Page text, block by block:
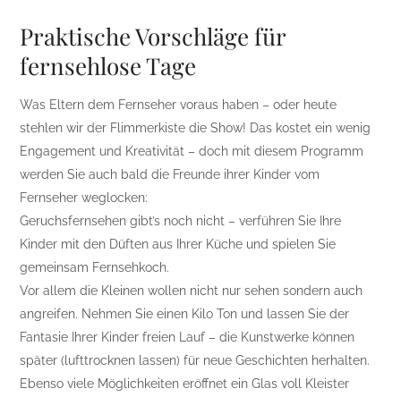
Praktische Vorschläge für
fernsehlose Tage
Was Eltern dem Fernseher voraus haben – oder heute
stehlen wir der Flimmerkiste die Show! Das kostet ein wenig
Engagement und Kreativität – doch mit diesem Programm
werden Sie auch bald die Freunde ihrer Kinder vom
Fernseher weglocken:
Geruchsfernsehen gibt’s noch nicht – verführen Sie Ihre
Kinder mit den Düften aus Ihrer Küche und spielen Sie
gemeinsam Fernsehkoch.
Vor allem die Kleinen wollen nicht nur sehen sondern auch
angreifen. Nehmen Sie einen Kilo Ton und lassen Sie der
Fantasie Ihrer Kinder freien Lauf – die Kunstwerke können
später (lufttrocknen lassen) für neue Geschichten herhalten.
Ebenso viele Möglichkeiten eröffnet ein Glas voll Kleister